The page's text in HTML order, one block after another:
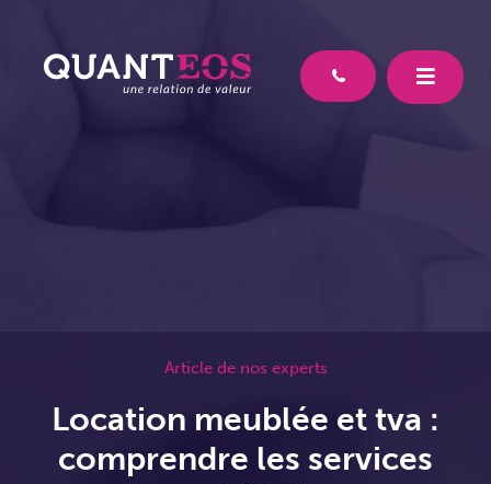
Article de nos experts
Location meublée et tva :
comprendre les services